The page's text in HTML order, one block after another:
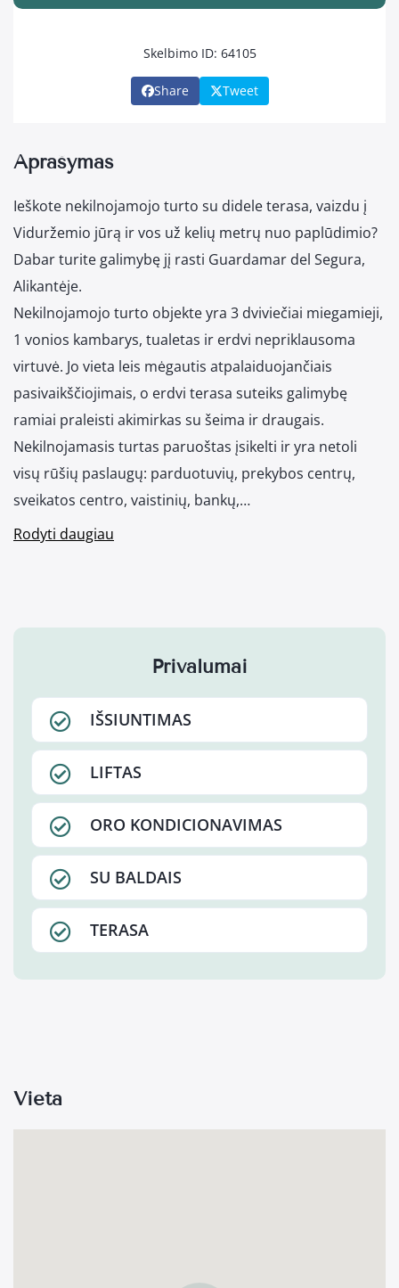
Skelbimo ID: 64105
Share Tweet
Aprašymas
Ieškote nekilnojamojo turto su didele terasa, vaizdu į
Viduržemio jūrą ir vos už kelių metrų nuo paplūdimio?
Dabar turite galimybę jį rasti Guardamar del Segura,
Alikantėje.
Nekilnojamojo turto objekte yra 3 dviviečiai miegamieji,
1 vonios kambarys, tualetas ir erdvi nepriklausoma
virtuvė. Jo vieta leis mėgautis atpalaiduojančiais
pasivaikščiojimais, o erdvi terasa suteiks galimybę
ramiai praleisti akimirkas su šeima ir draugais.
Nekilnojamasis turtas paruoštas įsikelti ir yra netoli
visų rūšių paslaugų: parduotuvių, prekybos centrų,
sveikatos centro, vaistinių, bankų,…
Rodyti daugiau
Privalumai
IŠSIUNTIMAS
LIFTAS
ORO KONDICIONAVIMAS
SU BALDAIS
TERASA
Vieta